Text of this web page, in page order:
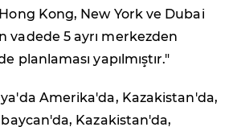
Kong, New York ve Dubai
vadede 5 ayrı merkezden
planlaması yapılmıştır."
Amerika'da, Kazakistan'da,
Kazakistan'da,